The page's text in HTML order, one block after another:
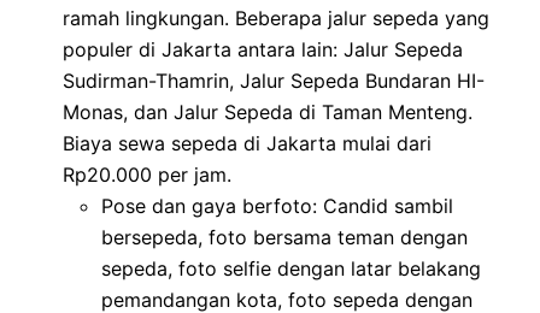
ramah lingkungan. Beberapa jalur sepeda yang
populer di Jakarta antara lain: Jalur Sepeda
Sudirman-Thamrin, Jalur Sepeda Bundaran HI-
Monas, dan Jalur Sepeda di Taman Menteng.
Biaya sewa sepeda di Jakarta mulai dari
Rp20.000 per jam.
Pose dan gaya berfoto: Candid sambil
bersepeda, foto bersama teman dengan
sepeda, foto selfie dengan latar belakang
pemandangan kota, foto sepeda dengan